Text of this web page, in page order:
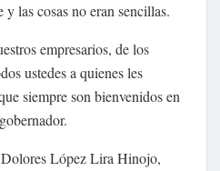
las cosas no eran sencillas.
empresarios, de los
ustedes a quienes les
siempre son bienvenidos en
López Lira Hinojo,